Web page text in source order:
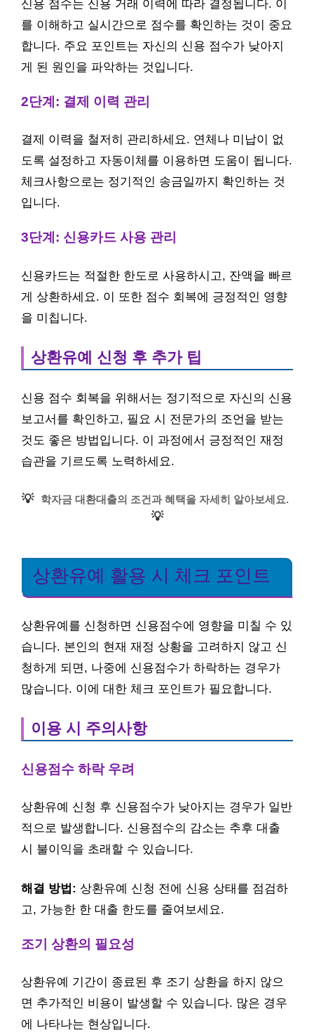
신용 점수는 신용 거래 이력에 따라 결정됩니다. 이
를 이해하고 실시간으로 점수를 확인하는 것이 중요
합니다. 주요 포인트는 자신의 신용 점수가 낮아지
게 된 원인을 파악하는 것입니다.
2단계: 결제 이력 관리
결제 이력을 철저히 관리하세요. 연체나 미납이 없
도록 설정하고 자동이체를 이용하면 도움이 됩니다.
체크사항으로는 정기적인 송금일까지 확인하는 것
입니다.
3단계: 신용카드 사용 관리
신용카드는 적절한 한도로 사용하시고, 잔액을 빠르
게 상환하세요. 이 또한 점수 회복에 긍정적인 영향
을 미칩니다.
상환유예 신청 후 추가 팁
신용 점수 회복을 위해서는 정기적으로 자신의 신용
보고서를 확인하고, 필요 시 전문가의 조언을 받는
것도 좋은 방법입니다. 이 과정에서 긍정적인 재정
습관을 기르도록 노력하세요.
💡 학자금 대환대출의 조건과 혜택을 자세히 알아보세요.
💡
상환유예 활용 시 체크 포인트
상환유예를 신청하면 신용점수에 영향을 미칠 수 있
습니다. 본인의 현재 재정 상황을 고려하지 않고 신
청하게 되면, 나중에 신용점수가 하락하는 경우가
많습니다. 이에 대한 체크 포인트가 필요합니다.
이용 시 주의사항
신용점수 하락 우려
상환유예 신청 후 신용점수가 낮아지는 경우가 일반
적으로 발생합니다. 신용점수의 감소는 추후 대출
시 불이익을 초래할 수 있습니다.
해결 방법: 상환유예 신청 전에 신용 상태를 점검하
고, 가능한 한 대출 한도를 줄여보세요.
조기 상환의 필요성
상환유예 기간이 종료된 후 조기 상환을 하지 않으
면 추가적인 비용이 발생할 수 있습니다. 많은 경우
에 나타나는 현상입니다.